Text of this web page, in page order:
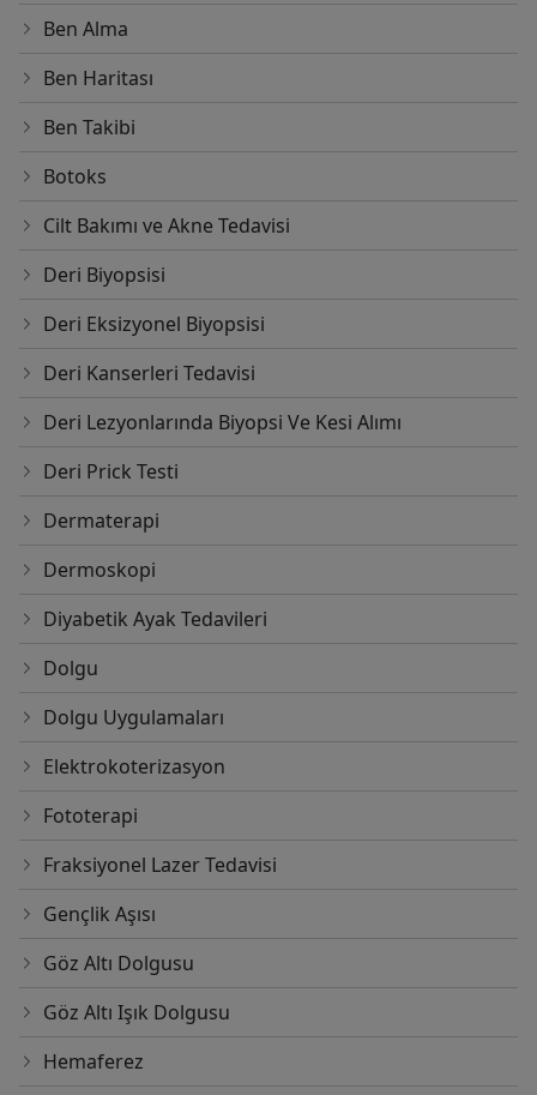
Ben Alma
Ben Haritası
Ben Takibi
Botoks
Cilt Bakımı ve Akne Tedavisi
Deri Biyopsisi
Deri Eksizyonel Biyopsisi
Deri Kanserleri Tedavisi
Deri Lezyonlarında Biyopsi Ve Kesi Alımı
Deri Prick Testi
Dermaterapi
Dermoskopi
Diyabetik Ayak Tedavileri
Dolgu
Dolgu Uygulamaları
Elektrokoterizasyon
Fototerapi
Fraksiyonel Lazer Tedavisi
Gençlik Aşısı
Göz Altı Dolgusu
Göz Altı Işık Dolgusu
Hemaferez